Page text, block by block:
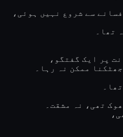
سے شروع نہیں ہوئی،
تھا۔
پر ایک گفتگو،
ممکن نہ رہا۔
تھی، نہ مشقت۔